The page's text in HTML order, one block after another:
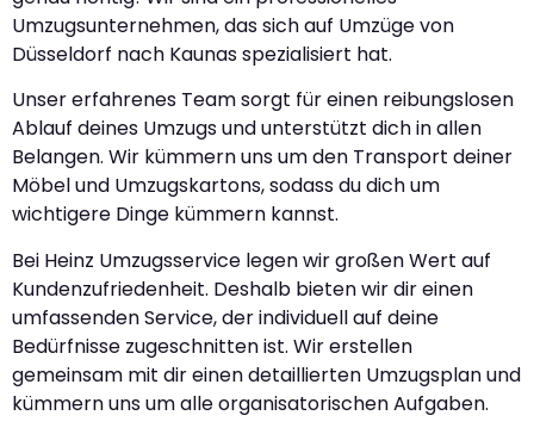
Umzugsunternehmen, das sich auf Umzüge von
Düsseldorf nach Kaunas spezialisiert hat.
Unser erfahrenes Team sorgt für einen reibungslosen
Ablauf deines Umzugs und unterstützt dich in allen
Belangen. Wir kümmern uns um den Transport deiner
Möbel und Umzugskartons, sodass du dich um
wichtigere Dinge kümmern kannst.
Bei Heinz Umzugsservice legen wir großen Wert auf
Kundenzufriedenheit. Deshalb bieten wir dir einen
umfassenden Service, der individuell auf deine
Bedürfnisse zugeschnitten ist. Wir erstellen
gemeinsam mit dir einen detaillierten Umzugsplan und
kümmern uns um alle organisatorischen Aufgaben.